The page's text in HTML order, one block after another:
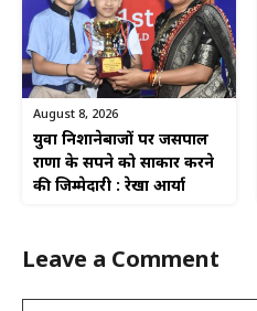
August 8, 2026
युवा निशानेबाजों पर जसपाल
राणा के सपने को साकार करने
की जिम्मेदारी : रेखा आर्या
Leave a Comment